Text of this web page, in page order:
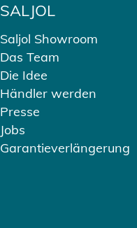
SALJOL
Saljol Showroom
Das Team
Die Idee
Händler werden
Presse
Jobs
Garantieverlängerung